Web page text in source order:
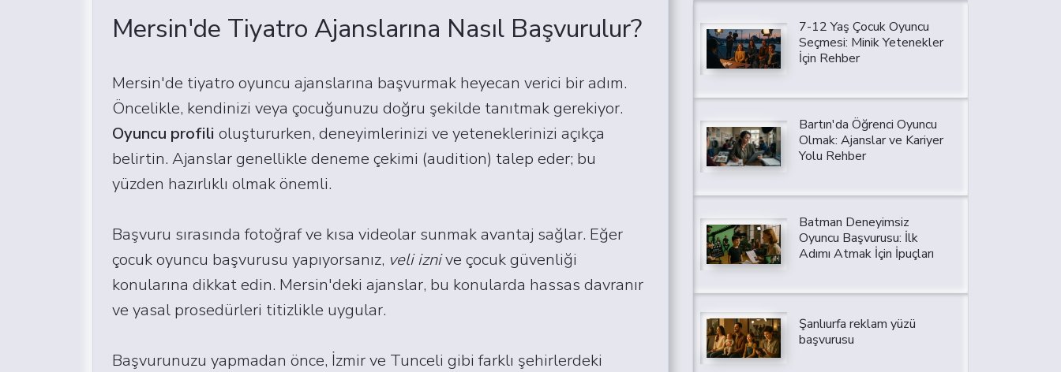
Mersin'de Tiyatro Ajanslarına Nasıl Başvurulur?
Mersin'de tiyatro oyuncu ajanslarına başvurmak heyecan verici bir adım.
Öncelikle, kendinizi veya çocuğunuzu doğru şekilde tanıtmak gerekiyor.
Oyuncu profili oluştururken, deneyimlerinizi ve yeteneklerinizi açıkça
belirtin. Ajanslar genellikle deneme çekimi (audition) talep eder; bu
yüzden hazırlıklı olmak önemli.
Başvuru sırasında fotoğraf ve kısa videolar sunmak avantaj sağlar. Eğer
çocuk oyuncu başvurusu yapıyorsanız, veli iznive çocuk güvenliği
konularına dikkat edin. Mersin'deki ajanslar, bu konularda hassas davranır
ve yasal prosedürleri titizlikle uygular.
Başvurunuzu yapmadan önce, İzmir ve Tunceli gibi farklı şehirlerdeki
7-12 Yaş Çocuk Oyuncu
Seçmesi: Minik Yetenekler
İçin Rehber
Bartın'da Öğrenci Oyuncu
Olmak: Ajanslar ve Kariyer
Yolu Rehber
Batman Deneyimsiz
Oyuncu Başvurusu: İlk
Adımı Atmak İçin İpuçları
Şanlıurfa reklam yüzü
başvurusu